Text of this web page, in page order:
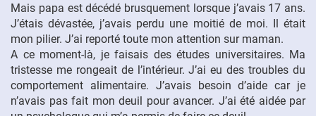
Mais papa est décédé brusquement lorsque j’avais 17 ans.
J’étais dévastée, j’avais perdu une moitié de moi. Il était
mon pilier. J’ai reporté toute mon attention sur maman.
A ce moment-là, je faisais des études universitaires. Ma
tristesse me rongeait de l’intérieur. J’ai eu des troubles du
comportement alimentaire. J’avais besoin d’aide car je
n’avais pas fait mon deuil pour avancer. J’ai été aidée par